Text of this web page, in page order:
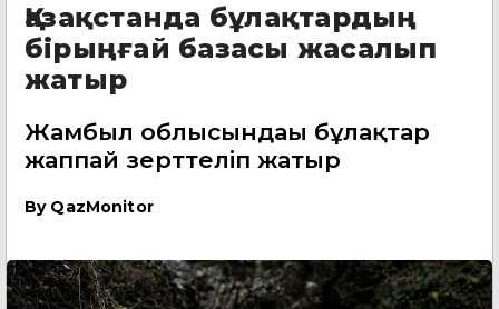
Қазақстанда бұлақтардың
бірыңғай базасы жасалып
жатыр
Жамбыл облысындағы бұлақтар
жаппай зерттеліп жатыр
By QazMonitor